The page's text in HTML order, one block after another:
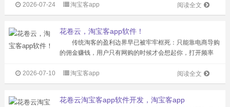
有资质和行业资源的普通开发公司，连申请对接的资格都拿
不到。不少人砸了钱最后做出来的...
阅读全文
2026-07-24 淘宝客app
花卷云，淘宝客app软件！
传统淘客的盈利边界早已被牢牢框死：只能靠电商导购
的佣金赚钱，用户只有网购的时候才会想起你，打开频率
能型淘客APP直接打破了传统导购工具的能力天花板，把服
务边界从单一的线上电商，延伸到了...
阅读全文
2026-07-10 淘宝客app
花卷云淘宝客app软件开发，淘宝客app